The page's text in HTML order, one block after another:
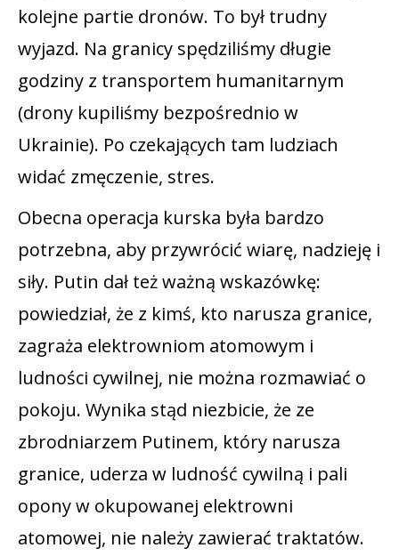
kolejne partie dronów. To był trudny
wyjazd. Na granicy spędziliśmy długie
godziny z transportem humanitarnym
(drony kupiliśmy bezpośrednio w
Ukrainie). Po czekających tam ludziach
widać zmęczenie, stres.
Obecna operacja kurska była bardzo
potrzebna, aby przywrócić wiarę, nadzieję i
siły. Putin dał też ważną wskazówkę:
powiedział, że z kimś, kto narusza granice,
zagraża elektrowniom atomowym i
ludności cywilnej, nie można rozmawiać o
pokoju. Wynika stąd niezbicie, że ze
zbrodniarzem Putinem, który narusza
granice, uderza w ludność cywilną i pali
opony w okupowanej elektrowni
atomowej, nie należy zawierać traktatów.